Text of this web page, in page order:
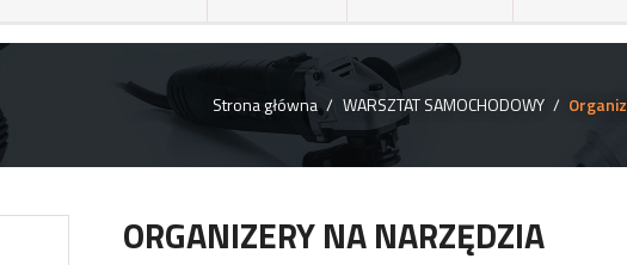
Strona główna WARSZTAT SAMOCHODOWY
ORGANIZERY NA NARZĘDZIA